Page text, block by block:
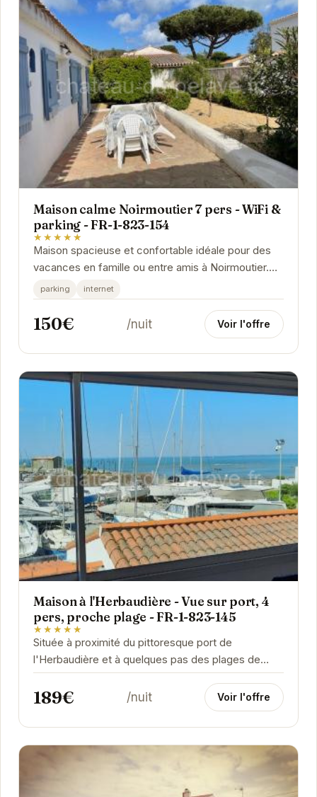
Maison calme Noirmoutier 7 pers - WiFi &
parking - FR-1-823-154
★★★★★
Maison spacieuse et confortable idéale pour des
vacances en famille ou entre amis à Noirmoutier.
Profitez d'un environnement calme et paisible,...
parking internet
150€ /nuit Voir l'offre
Maison à l'Herbaudière - Vue sur port, 4
pers, proche plage - FR-1-823-145
★★★★★
Située à proximité du pittoresque port de
l'Herbaudière et à quelques pas des plages de
sable fin, cette maison de vacances offre un
cadre...
189€ /nuit Voir l'offre